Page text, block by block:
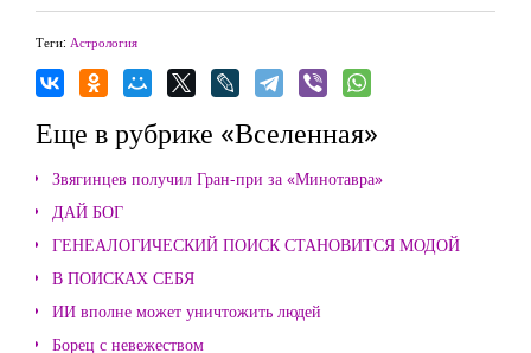
Теги: Астрология
Еще в рубрике «Вселенная»
Звягинцев получил Гран-при за «Минотавра»
ДАЙ БОГ
ГЕНЕАЛОГИЧЕСКИЙ ПОИСК СТАНОВИТСЯ МОДОЙ
В ПОИСКАХ СЕБЯ
ИИ вполне может уничтожить людей
Борец с невежеством